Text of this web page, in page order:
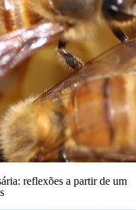
reflexões a partir de um